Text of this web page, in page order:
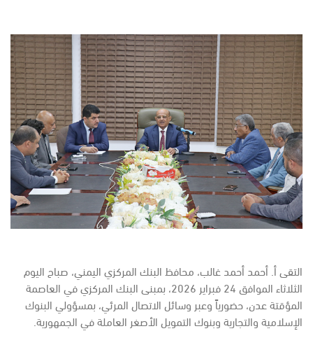
التقى أ. أحمد أحمد غالب، محافظ البنك المركزي اليمني، صباح اليوم
الثلاثاء الموافق 24 فبراير 2026، بمبنى البنك المركزي في العاصمة
المؤقتة عدن، حضورياً وعبر وسائل الاتصال المرئي، بمسؤولي البنوك
الإسلامية والتجارية وبنوك التمويل الأصغر العاملة في الجمهورية.